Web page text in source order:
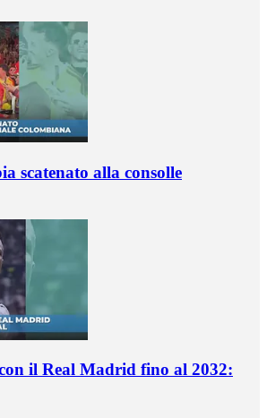
scatenato alla consolle
il Real Madrid fino al 2032: